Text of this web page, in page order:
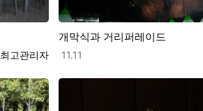
등록자
최고관리자
개막식과 거리퍼레이드
등록일
11.11